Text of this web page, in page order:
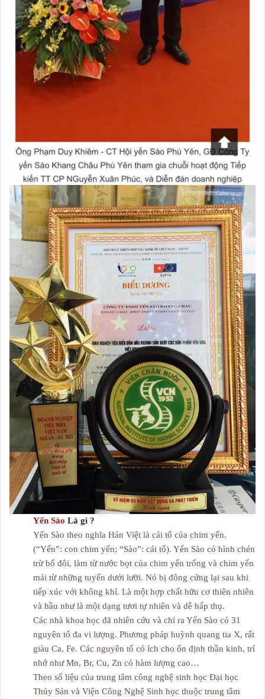
Yến Sào Là gì ?
Yến Sào theo nghĩa Hán Việt là cái tổ của chim yến.
(“Yến”: con chim yến; “Sào”: cái tổ). Yến Sào có hình chén
trừ bổ đôi, làm từ nước bọt của chim yến trống và chim yến
mái từ những tuyến dưới lưỡi. Nó bị đông cứng lại sau khi
tiếp xúc với không khí. Là một hợp chất hữu cơ thiên nhiên
và hầu như là một dạng tươi tự nhiên và dễ hấp thụ.
Các nhà khoa học đã nhiên cứu và chỉ ra Yến Sào có 31
nguyên tố đa vi lượng. Phương pháp huỳnh quang tia X, rất
giàu Ca, Fe. Các nguyên tố có ích cho ổn định thần kinh, trí
nhớ như Mn, Br, Cu, Zn có hàm lượng cao…
Theo số liệu của trung tâm công nghệ sinh học Đại học
Thủy Sản và Viện Công Nghệ Sinh học thuộc trung tâm